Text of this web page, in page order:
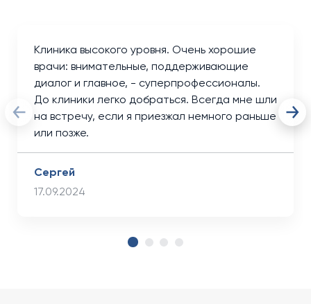
Клиника высокого уровня. Очень хорошие
врачи: внимательные, поддерживающие
диалог и главное, - суперпрофессионалы.
До клиники легко добраться. Всегда мне шли
на встречу, если я приезжал немного раньше
или позже.
Сергей
17.09.2024